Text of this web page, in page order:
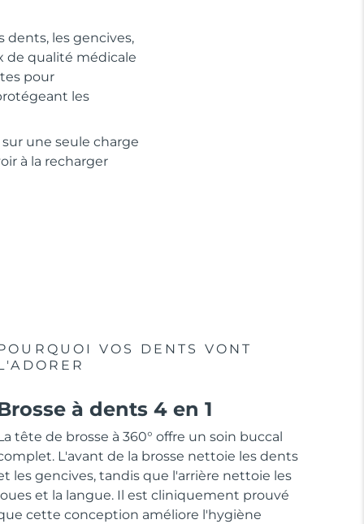
dents, les gencives,
de qualité médicale
pour
les
une seule charge
à la recharger
VOS DENTS VONT
à dents 4 en 1
tête de brosse à 360° offre un soin buccal
L'avant de la brosse nettoie les dents
les gencives, tandis que l'arrière nettoie les
et la langue. Il est cliniquement prouvé
cette conception améliore l'hygiène